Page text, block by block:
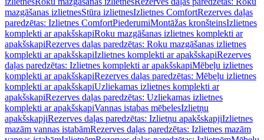
mazgāšanas izlietnesStūra izlietnesIzlietnes ComfortRezerves daļas
paredzētas: Izlietnes ComfortPiederumiMontāžas kronšteinsIzlietnes
komplekti ar apakšskapiRoku mazgāšanas izlietnes komplekti ar
apakšskapiRezerves daļas paredzētas: Roku mazgāšanas izlietnes
komplekti ar apakšskapiIzlietnes komplekti ar apakšskapiRezerves
daļas paredzētas: Izlietnes komplekti ar apakšskapiMēbeļu izlietnes
komplekti ar apakšskapiRezerves daļas paredzētas: Mēbeļu izlietnes
komplekti ar apakšskapiUzliekamas izlietnes komplekti ar
apakšskapiRezerves daļas paredzētas: Uzliekamas izlietnes
komplekti ar apakšskapiVannas istabas mēbelesIzlietņu
apakšskapjiRezerves daļas paredzētas: Izlietņu apakšskapjiIzlietnes
mazām vannas istabāmRezerves daļas paredzētas: Izlietnes mazām